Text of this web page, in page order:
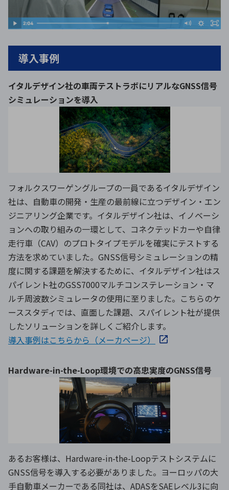
導入事例
イタルデザイン社の車両テストラボにリアルなGNSS信号
シミュレーションを導入
フォルクスワーゲングループの一員であるイタルデザイン
社は、自動車の開発・生産の最前線に立つデザイン・エン
ジニアリング企業です。イタルデザイン社は、イノベーシ
ョンへの取り組みの一環として、コネクテッドカーや自律
走行車（CAV）のプロトタイプモデルを確実にテストする
方法を求めていました。GNSS信号シミュレーションの精
度に関する課題を解決するために、イタルデザイン社はス
パイレント社のGSS7000マルチコンステレーション・マ
ルチ周波数シミュレータの使用に至りました。こちらのケ
ーススタディでは、直面した課題、スパイレント社が提供
したソリューションを詳しくご紹介します。
導入事例はこちらから（メーカページ）
Hardware-in-the-Loop環境での高忠実度のGNSS信号
あるお客様は、Hardware-in-the-Loopテストシステムに
GNSS信号を導入する必要がありました。ヨーロッパの大
手自動車メーカーである同社は、ADASをSAEレベル3に向